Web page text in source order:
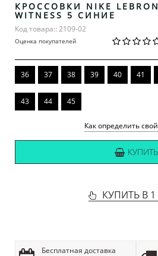
КРОССОВКИ NIKE LEBRON
WITNESS 5 СИНИЕ
Код товара:: 2109-02
Оценка покупателей
36 37 38 39 40 41
43 44 45
Как определить
КУПИТЬ
КУПИТЬ В
Бесплатная доставка